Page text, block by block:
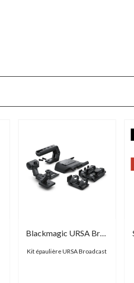
Blackmagic URSA Broadcast ENG Kit
Kit épaulière URSA Broadcast